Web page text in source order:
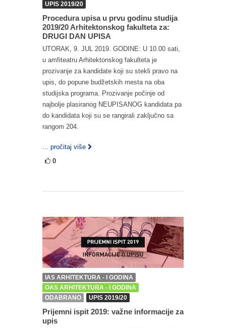
UPIS 2019/20
Procedura upisa u prvu godinu studija
2019/20 Arhitektonskog fakulteta za:
DRUGI DAN UPISA
UTORAK, 9. JUL 2019. GODINE: U 10.00 sati,
u amfiteatru Arhitektonskog fakulteta je
prozivanje za kandidate koji su stekli pravo na
upis, do popune budžetskih mesta na oba
studijska programa. Prozivanje počinje od
najbolje plasiranog NEUPISANOG kandidata pa
do kandidata koji su se rangirali zaključno sa
rangom 204.
... pročitaj više
0
IAS ARHITEKTURA - I GODINA
OAS ARHITEKTURA - I GODINA
ODABRANO
UPIS 2019/20
Prijemni ispit 2019: važne informacije za
upis